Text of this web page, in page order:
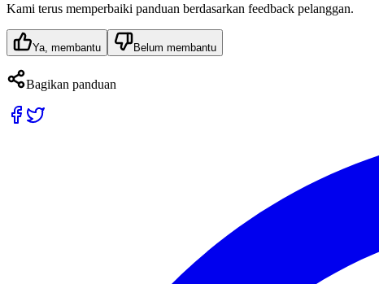
Kami terus memperbaiki panduan berdasarkan feedback pelanggan.
Ya, membantu Belum membantu
Bagikan panduan